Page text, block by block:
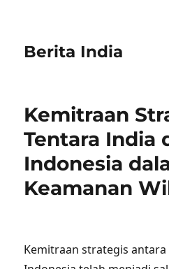
Berita India
Kemitraan
Tentara India
Indonesia
Keamanan
Kemitraan strategis